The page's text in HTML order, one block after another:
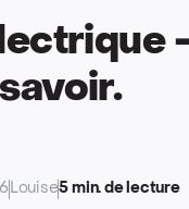
Louise5 min. de lecture